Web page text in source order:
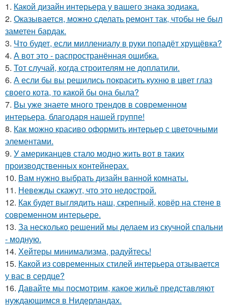
1. Какой дизайн интерьера у вашего знака зодиака.
2. Оказывается, можно сделать ремонт так, чтобы не был
заметен бардак.
3. Что будет, если миллениалу в руки попадёт хрущёвка?
4. А вот это - распространённая ошибка.
5. Тот случай, когда строителям не доплатили.
6. А если бы вы решились покрасить кухню в цвет глаз
своего кота, то какой бы она была?
7. Вы уже знаете много трендов в современном
интерьера, благодаря нашей группе!
8. Как можно красиво оформить интерьер с цветочными
элементами.
9. У американцев стало модно жить вот в таких
производственных контейнерах.
10. Вам нужно выбрать дизайн ванной комнаты.
11. Невежды скажут, что это недострой.
12. Как будет выглядить наш, скрепный, ковёр на стене в
современном интерьере.
13. За несколько решений мы делаем из скучной спальни
- модную.
14. Хейтеры минимализма, радуйтесь!
15. Какой из современных стилей интерьера отзывается
у вас в сердце?
16. Давайте мы посмотрим, какое жильё представляют
нуждающимся в Нидерландах.